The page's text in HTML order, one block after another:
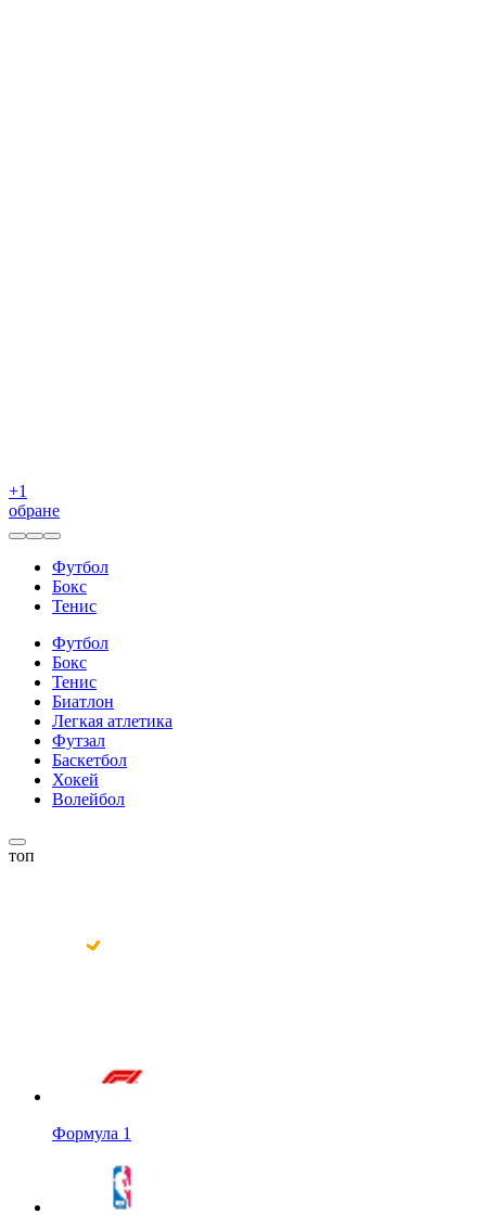
+1
обране
Футбол
Бокс
Тенис
Футбол
Бокс
Тенис
Биатлон
Легкая атлетика
Футзал
Баскетбол
Хокей
Волейбол
топ
Формула 1